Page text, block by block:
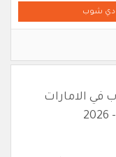
شوب
في الامارات